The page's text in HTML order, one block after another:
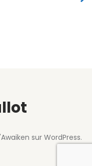
sur WordPress.